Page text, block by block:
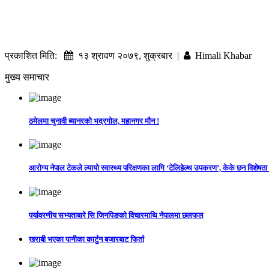
प्रकाशित मिति: १३ श्रावण २०७९, शुक्रबार | Himali Khabar
मुख्य समाचार
ठमेलमा चुनावी ब्यानरको भद्रगोल, महानगर मौन !
आरोग्य नेपाल टेकले ल्यायो स्वास्थ्य परिक्षणका लागि ‘टेलिहेल्थ उपकरण’, केके छन विशेषता
पर्यावरणीय सभ्यताबारे सि जिनपिङको विचारमाथि नेपालमा छलफल
खराबी भएका पानीका कार्टुन बजारबाट फिर्ता